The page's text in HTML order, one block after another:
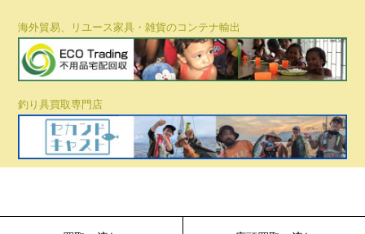
海外貿易、リユース家具・雑貨のコンテナ輸出
釣り具買取専門店